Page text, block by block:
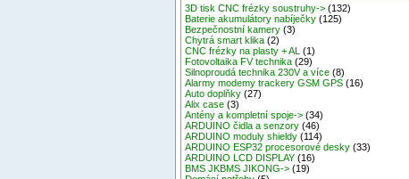
3D tisk CNC frézky soustruhy-> (132)
Baterie akumulátory nabíječky (125)
Bezpečnostní kamery (3)
Chytrá smart klika (2)
CNC frézky na plasty + AL
(1)
Fotovoltaika FV technika (29)
Silnoproudá technika 230V a více (8)
Alarmy modemy trackery GSM GPS (16)
Auto doplňky (27)
Alix case (3)
Antény a kompletní spoje-> (34)
ARDUINO čidla a senzory (46)
ARDUINO moduly shieldy (114)
ARDUINO ESP32 procesorové desky (33)
ARDUINO LCD DISPLAY (16)
BMS JKBMS JIKONG-> (19)